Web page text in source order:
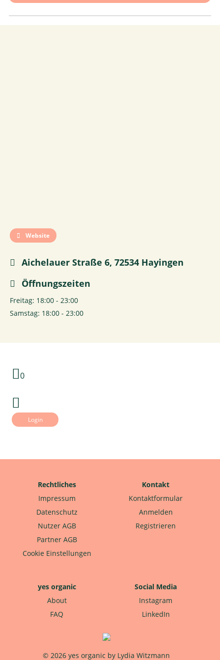
Website
Aichelauer Straße 6, 72534 Hayingen
Öffnungszeiten
Freitag: 18:00 - 23:00
Samstag: 18:00 - 23:00
0
Login
Rechtliches
Impressum
Datenschutz
Nutzer AGB
Partner AGB
Cookie Einstellungen
Kontakt
Kontaktformular
Anmelden
Registrieren
yes organic
About
FAQ
Social Media
Instagram
LinkedIn
© 2026 yes organic by Lydia Witzmann